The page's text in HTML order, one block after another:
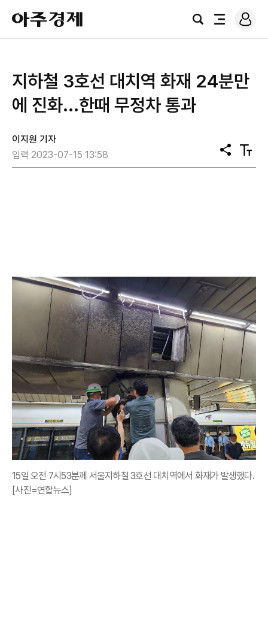
아
주
경
검
전
로
그
지하철 3호선 대치역 화재 24분만
에 진화...한때 무정차 통과
이지원 기자
입력 2023-07-15 13:58
공
유
텍
스
15일 오전 7시53분께 서울지하철 3호선 대치역에서 화재가 발생했다.
[사진=연합뉴스]